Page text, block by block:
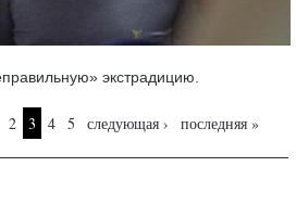
экстрадицию.
2 3 4 5 следующая › последняя »